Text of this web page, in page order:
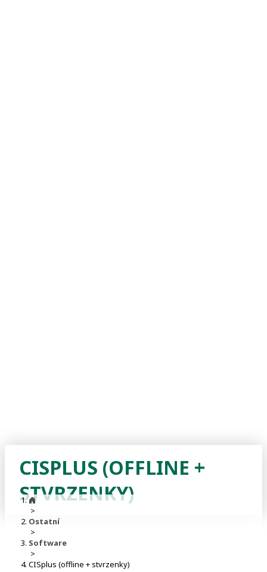
CISPLUS (OFFLINE +
STVRZENKY)
>
Ostatní
>
Software
>
CISplus (offline + stvrzenky)